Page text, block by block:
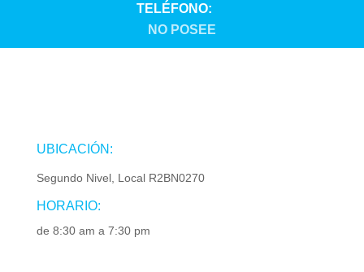
TELÉFONO:
NO POSEE
UBICACIÓN:
Segundo Nivel, Local R2BN0270
HORARIO:
de 8:30 am a 7:30 pm